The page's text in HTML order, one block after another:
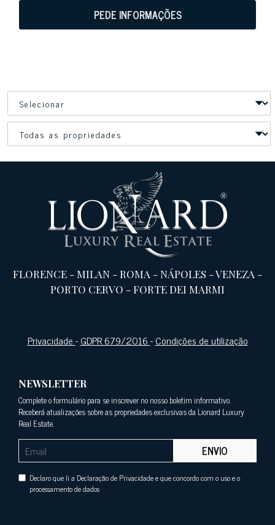
PEDE INFORMAÇÕES
FLORENCE -MILAN -ROMA -NÁPOLES -VENEZA -
PORTO CERVO -FORTE DEI MARMI
Privacidade-GDPR 679/2016-Condições de utilização
NEWSLETTER
Complete o formulário para se inscrever no nosso boletim informativo.
Receberá atualizações sobre as propriedades exclusivas da Lionard Luxury
Real Estate.
ENVIO
Declaro que li a Declaração de Privacidade e que concordo com o uso e o
processamento de dados